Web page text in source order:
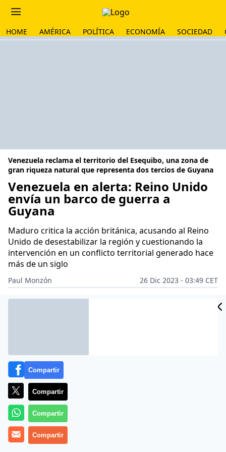
HOME AMÉRICA POLÍTICA ECONOMÍA SOCIEDAD
Venezuela reclama el territorio del Esequibo, una zona de
gran riqueza natural que representa dos tercios de Guyana
Venezuela en alerta: Reino Unido
envía un barco de guerra a
Guyana
Maduro critica la acción británica, acusando al Reino
Unido de desestabilizar la región y cuestionando la
intervención en un conflicto territorial generado hace
más de un siglo
Paul Monzón
26 Dic 2023 - 03:49 CET
Archivado en: AMÉRICA
Compartir
Compartir
Compartir
Compartir